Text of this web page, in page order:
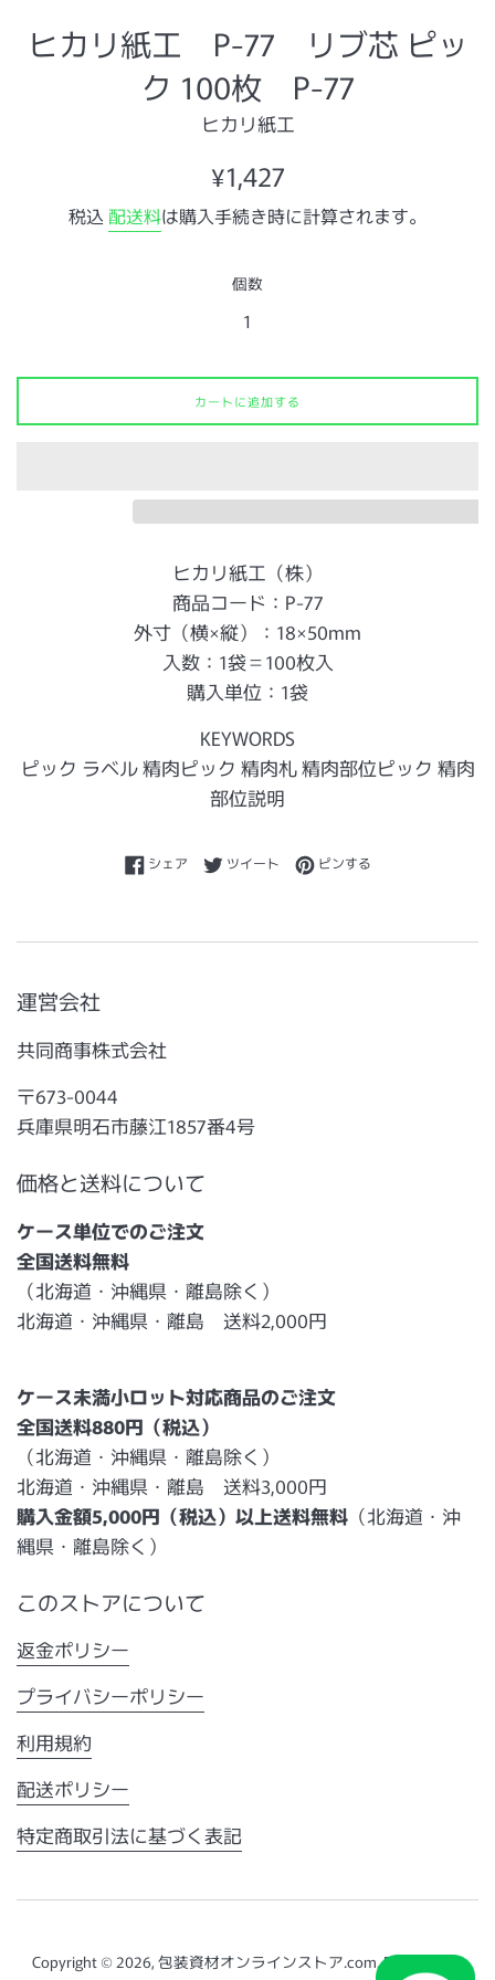
ヒカリ紙工 P-77 リブ芯 ピッ
ク 100枚 P-77
ヒカリ紙工
通
価
¥1,427
税込 配送料は購入手続き時に計算されます。
個数
カートに追加する
ヒカリ紙工（株）
商品コード：P-77
外寸（横×縦）：18×50mm
入数：1袋＝100枚入
購入単位：1袋
KEYWORDS
ピック ラベル 精肉ピック 精肉札 精肉部位ピック 精肉
部位説明
シェアFacebookでシェアする
ツイートTwitterに投稿する
ピンするPinterestでピンする
運営会社
共同商事株式会社
〒673-0044
兵庫県明石市藤江1857番4号
価格と送料について
ケース単位でのご注文
全国送料無料
（北海道・沖縄県・離島除く）
北海道・沖縄県・離島 送料2,000円
ケース未満小ロット対応商品のご注文
全国送料880円（税込）
（北海道・沖縄県・離島除く）
北海道・沖縄県・離島 送料3,000円
購入金額5,000円（税込）以上送料無料 （北海道・沖
縄県・離島除く）
このストアについて
返金ポリシー
プライバシーポリシー
利用規約
配送ポリシー
特定商取引法に基づく表記
Copyright © 2026, 包装資材オンラインストア.com. Powered by